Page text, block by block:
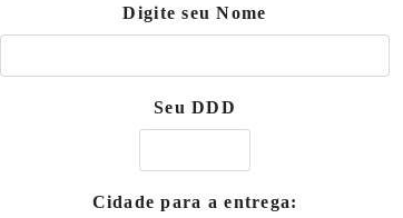
Digite seu Nome
Seu DDD
Cidade para a entrega: